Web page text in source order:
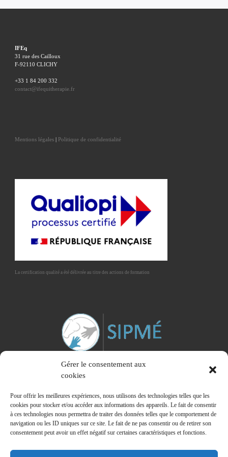
Gérer le consentement aux
cookies
Pour offrir les meilleures expériences, nous utilisons des technologies telles que les
cookies pour stocker et/ou accéder aux informations des appareils. Le fait de consentir
à ces technologies nous permettra de traiter des données telles que le comportement de
navigation ou les ID uniques sur ce site. Le fait de ne pas consentir ou de retirer son
consentement peut avoir un effet négatif sur certaines caractéristiques et fonctions.
IFEq
31 rue des Cailloux
F-92110 CLICHY
+33 1 84 200 332
contact@ifequitherapie.fr
Mentions légales| Politique de confidentialité
La certification qualité a été délivrée au titre des actions de formation
Membre du Syndicat Interprofessionnel des Praticiens de la Médiation Equine